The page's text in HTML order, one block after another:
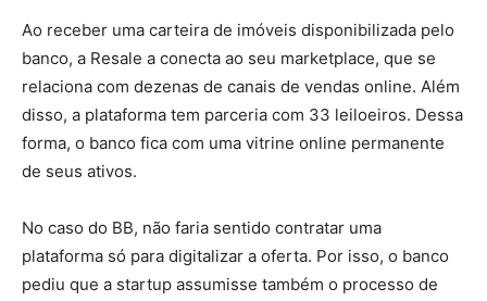
Ao receber uma carteira de imóveis disponibilizada pelo
banco, a Resale a conecta ao seu marketplace, que se
relaciona com dezenas de canais de vendas online. Além
disso, a plataforma tem parceria com 33 leiloeiros. Dessa
forma, o banco fica com uma vitrine online permanente
de seus ativos.
No caso do BB, não faria sentido contratar uma
plataforma só para digitalizar a oferta. Por isso, o banco
pediu que a startup assumisse também o processo de